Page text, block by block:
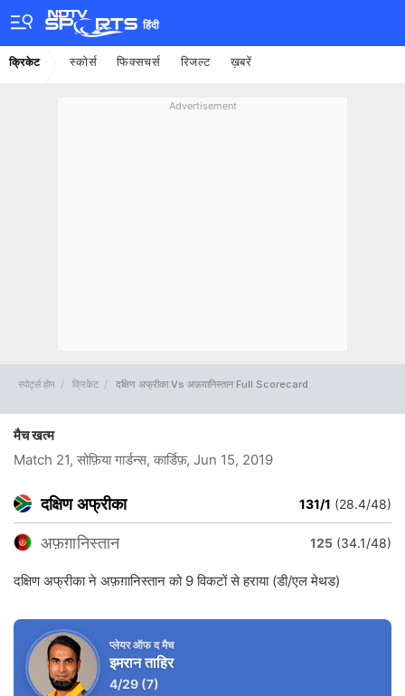
हिंदी
क्रिकेट स्कोर्स फिक्सचर्स रिजल्ट ख़बरें
Advertisement
स्पोर्ट्स होम क्रिकेट दक्षिण अफ्रीका Vs अफ़ग़ानिस्तान Full Scorecard
मैच खत्म
Match 21, सोफ़िया गार्डन्स, कार्डिफ़, Jun 15, 2019
दक्षिण अफ्रीका 131/1 (28.4/48)
अफ़ग़ानिस्तान 125 (34.1/48)
दक्षिण अफ्रीका ने अफ़ग़ानिस्तान को 9 विकटों से हराया (डी/एल मेथड)
प्लेयर ऑफ द मैच
इमरान ताहिर
4/29 (7)